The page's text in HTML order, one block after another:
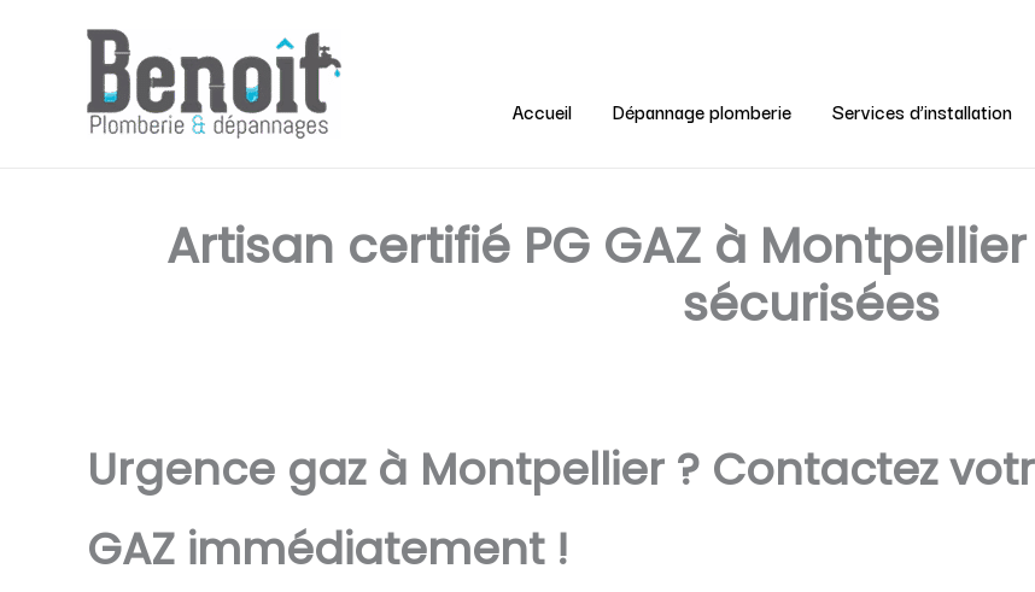
Accueil Dépannage plomberie Services d’installation
Artisan certifié PG GAZ à
sécurisées
Urgence gaz à Montpellier ? Contactez
GAZ immédiatement !